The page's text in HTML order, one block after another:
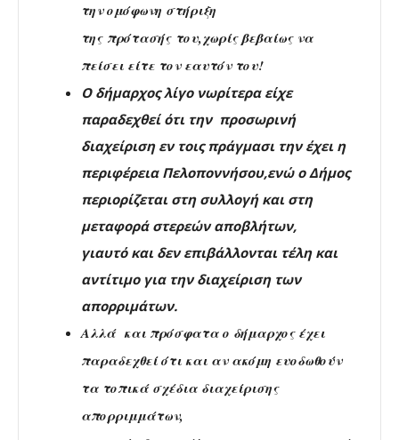
την ομόφωνη στήριξη
της πρότασής του,χωρίς βεβαίως να
πείσει είτε τον εαυτόν του!
Ο δήμαρχος λίγο νωρίτερα είχε
παραδεχθεί ότι την προσωρινή
διαχείριση εν τοις πράγμασι την έχει η
περιφέρεια Πελοποννήσου,ενώ ο Δήμος
περιορίζεται στη συλλογή και στη
μεταφορά στερεών αποβλήτων,
γιαυτό και δεν επιβάλλονται τέλη και
αντίτιμο για την διαχείριση των
απορριμάτων.
Αλλά και πρόσφατα ο δήμαρχος έχει
παραδεχθεί ότι και αν ακόμη ευοδωθούν
τα τοπικά σχέδια διαχείρισης
απορριμμάτων,